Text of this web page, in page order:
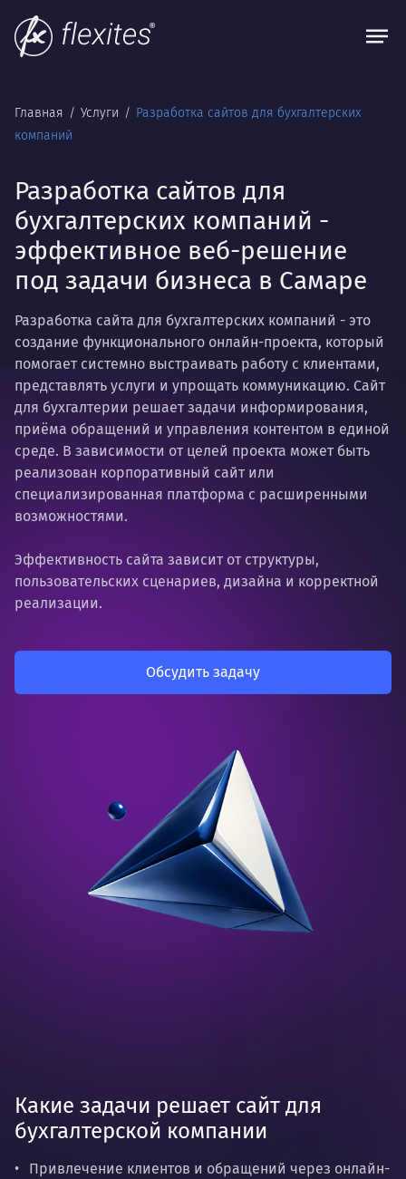
Главная Услуги
Разработка сайтов для бухгалтерских
компаний
Разработка сайтов для
бухгалтерских компаний -
эффективное веб-решение
под задачи бизнеса в Самаре
Разработка сайта для бухгалтерских компаний - это
создание функционального онлайн-проекта, который
помогает системно выстраивать работу с клиентами,
представлять услуги и упрощать коммуникацию. Сайт
для бухгалтерии решает задачи информирования,
приёма обращений и управления контентом в единой
среде. В зависимости от целей проекта может быть
реализован корпоративный сайт или
специализированная платформа с расширенными
возможностями.
Эффективность сайта зависит от структуры,
пользовательских сценариев, дизайна и корректной
реализации.
Обсудить задачу
Какие задачи решает сайт для
бухгалтерской компании
Привлечение клиентов и обращений через онлайн-